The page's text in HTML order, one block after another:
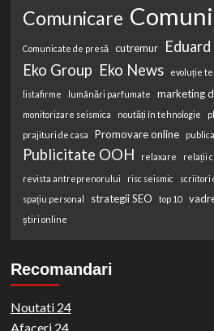
Comunicare
Comunicate de presă cutremur
Eko Group Eko News evoluție
listafirme lumânări parfumate marketing
monitorizare seismica
noutăți în tehnologie
prajituri de casa
Promovare online
Publicitate OOH relaxare relații
revista antreprenorului risc seismic scriitori
spațiu personal
strategii SEO top 10
știri online
Recomandari
Noutati 24
Afaceri 24